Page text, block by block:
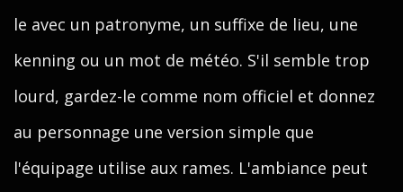
le avec un patronyme, un suffixe de lieu, une
kenning ou un mot de météo. S'il semble trop
lourd, gardez-le comme nom officiel et donnez
au personnage une version simple que
l'équipage utilise aux rames. L'ambiance peut